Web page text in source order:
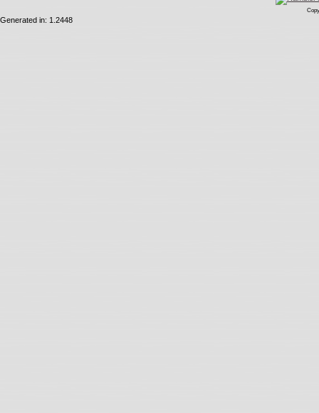
Generated in: 1.2448